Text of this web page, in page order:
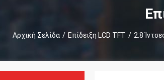
Εμάς
Αρχική Σελίδα / Επίδειξη LCD TFT / 2.8